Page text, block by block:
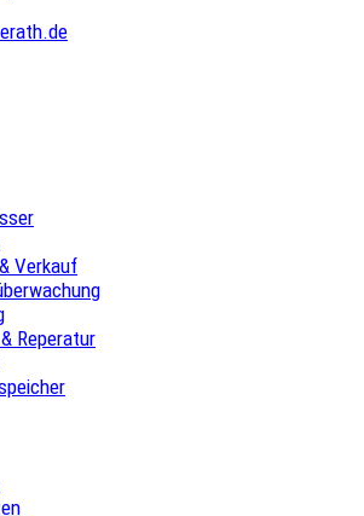
Verkauf
Reperatur